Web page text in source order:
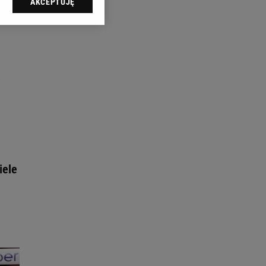
sp. z o.o., jej
swoje preferencje
celów identyfikacji.
reklam i treści,